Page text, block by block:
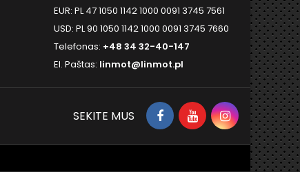
EUR: PL 47 1050 1142 1000 0091 3745 7561
USD: PL 90 1050 1142 1000 0091 3745 7660
Telefonas: +48 34 32-40-147
El. Paštas: linmot@linmot.pl
SEKITE MUS